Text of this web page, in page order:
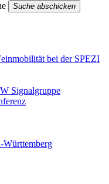
Suche abschicken
bei der SPEZI
Signalgruppe
Württemberg